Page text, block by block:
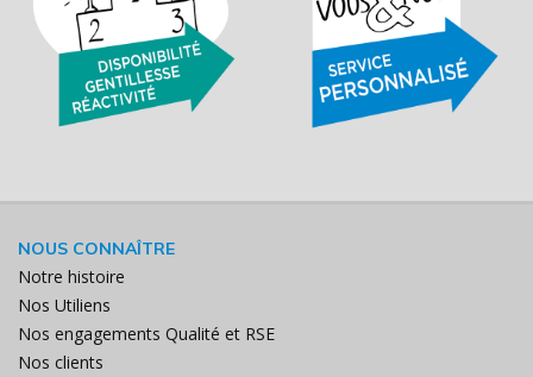
NOUS CONNAÎTRE
Notre histoire
Nos Utiliens
Nos engagements Qualité et RSE
Nos clients